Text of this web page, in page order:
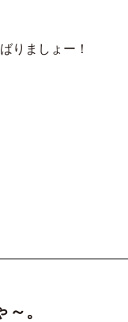
りましょー！
～。